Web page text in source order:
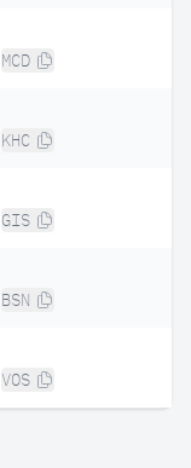
MCD
KHC
GIS
BSN
VOS